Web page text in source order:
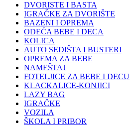
DVORISTE I BASTA
IGRAČKE ZA DVORIŠTE
BAZENI I OPREMA
ODEĆA BEBE I DECA
KOLICA
AUTO SEDIŠTA I BUSTERI
OPREMA ZA BEBE
NAMEŠTAJ
FOTELJICE ZA BEBE I DECU
KLACKALICE-KONJICI
LAZY BAG
IGRAČKE
VOZILA
ŠKOLA I PRIBOR